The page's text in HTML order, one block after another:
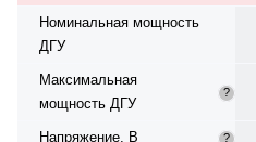
75% мощности — 8.8 ч. Вес —
1250 кг, габариты: —×—×— мм.
— 12 месяцев или 1000
моточасов.
Номинальная мощность
ДГУ
Максимальная
мощность ДГУ
?
Напряжение, В ?